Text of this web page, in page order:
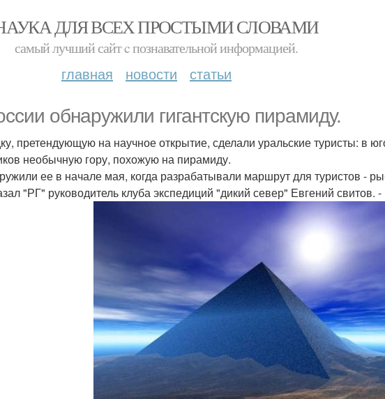
ДЛЯ ВСЕХ ПРОСТЫМИ СЛОВАМИ
самый лучший сайт c познавательной информацией.
главная новости статьи
обнаружили гигантскую пирамиду.
претендующую на научное открытие, сделали уральские туристы: в
необычную гору, похожую на пирамиду.
ее в начале мая, когда разрабатывали маршрут для туристов -
"РГ" руководитель клуба экспедиций "дикий север" Евгений свитов. -